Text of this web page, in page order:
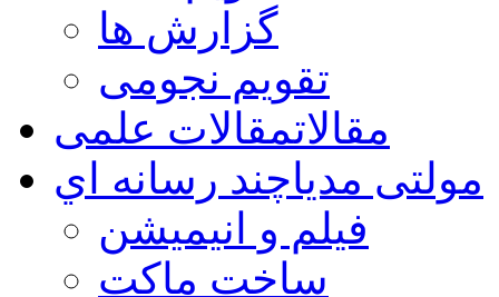
گزارش ها
تقویم نجومی
مقالاتمقالات علمی
مولتی مدیاچند رسانه اي
فیلم و انیمیشن
ساخت ماکت